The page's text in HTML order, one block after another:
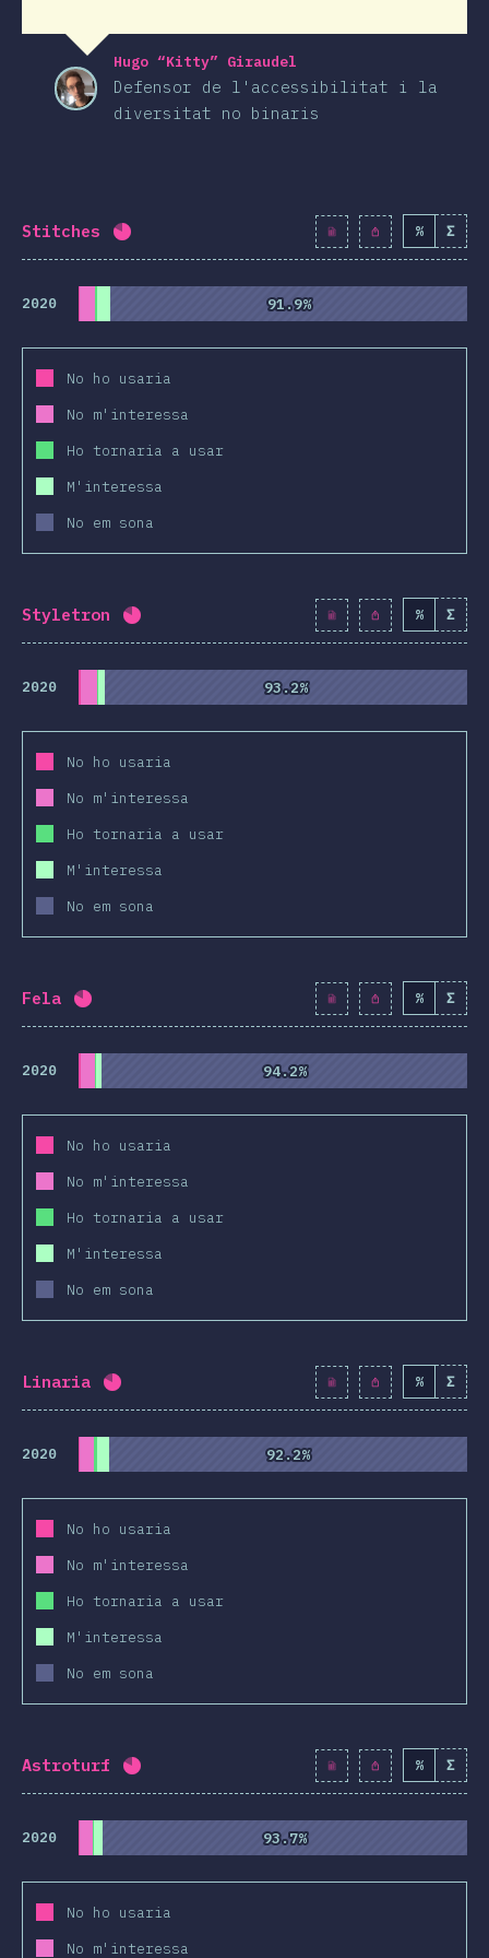
Hugo “Kitty” Giraudel
Defensor de l'accessibilitat i la
diversitat no binaris
Stitches Percentatge completat: 80.7% 9270 )
% Σ
2020 91.9%
91.9%
No ho usaria
No m'interessa
Ho tornaria a usar
M'interessa
No em sona
Styletron Percentatge completat: 80.8 % (9281
% Σ
2020 93.2%
93.2%
No ho usaria
No m'interessa
Ho tornaria a usar
M'interessa
No em sona
Fela Percentatge completat: 80.8 % ( 9284 )% Σ
2020 94.2%
94.2%
No ho usaria
No m'interessa
Ho tornaria a usar
M'interessa
No em sona
Linaria Percentatge completat: 80.7 % ( 9277
% Σ
2020 92.2%
92.2%
No ho usaria
No m'interessa
Ho tornaria a usar
M'interessa
No em sona
Astroturf Percentatge completat: 80.7 % (9271
% Σ
2020 93.7%
93.7%
No ho usaria
No m'interessa